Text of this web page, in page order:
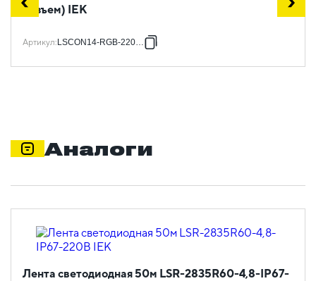
разъем) IEK
Артикул:LSCON14-RGB-220-05
Аналоги
Лента светодиодная 50м LSR-2835R60-4,8-IP67-